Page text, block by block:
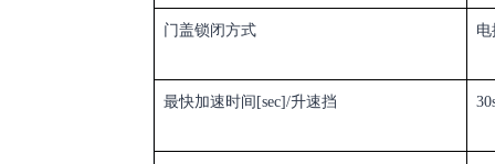
门盖锁闭方式
最快加速时间 [sec]/升速挡